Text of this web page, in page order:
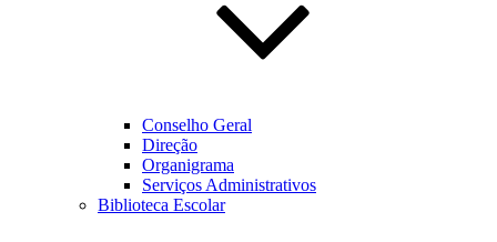
Conselho Geral
Direção
Organigrama
Serviços Administrativos
Biblioteca Escolar